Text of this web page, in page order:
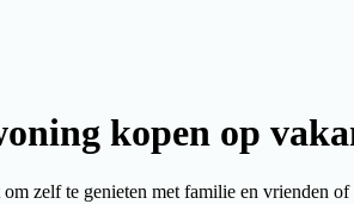
kopen op
zelf te genieten met familie en vrienden